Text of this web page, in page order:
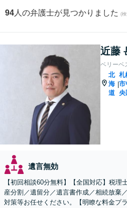
94 人の弁護士が見つかりました (
近藤
ベリーベ
北
海
道
|
札
市
央
遺言無効
【初回相談60分無料】【全国対応】税理
産分割／遺留分／遺言書作成／相続放棄
対策等お任せください。【明瞭な料金プ